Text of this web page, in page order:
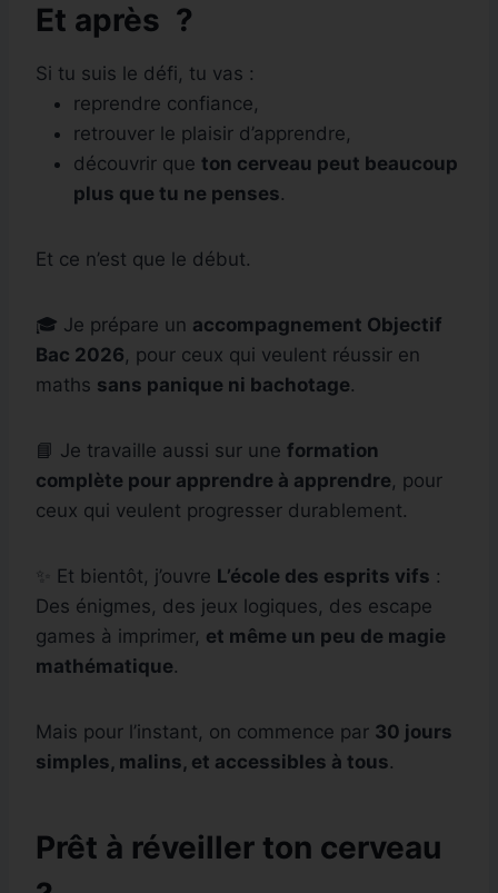
Et après ?
Si tu suis le défi, tu vas :
reprendre confiance,
retrouver le plaisir d’apprendre,
découvrir que ton cerveau peut beaucoup
plus que tu ne penses.
Et ce n’est que le début.
🎓 Je prépare un accompagnement Objectif
Bac 2026, pour ceux qui veulent réussir en
maths sans panique ni bachotage.
📘 Je travaille aussi sur une formation
complète pour apprendre à apprendre, pour
ceux qui veulent progresser durablement.
✨ Et bientôt, j’ouvre L’école des esprits vifs :
Des énigmes, des jeux logiques, des escape
games à imprimer, et même un peu de magie
mathématique.
Mais pour l’instant, on commence par 30 jours
simples, malins, et accessibles à tous.
Prêt à réveiller ton cerveau